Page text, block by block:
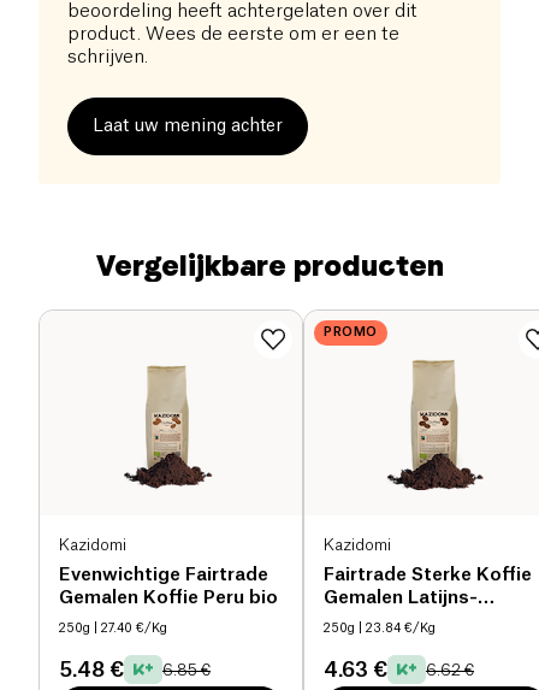
beoordeling heeft achtergelaten over dit
product. Wees de eerste om er een te
schrijven.
Laat uw mening achter
Vergelijkbare producten
Kazidomi
Evenwichtige Fairtrade
Gemalen Koffie Peru bio
250g | 27.40 €/Kg
5.48 € 6.85 €
PROMO
Kazidomi
Fairtrade Sterke Koffie
Gemalen Latijns-
Amerika & Tanzania bio
250g | 23.84 €/Kg
4.63 € 6.62 €